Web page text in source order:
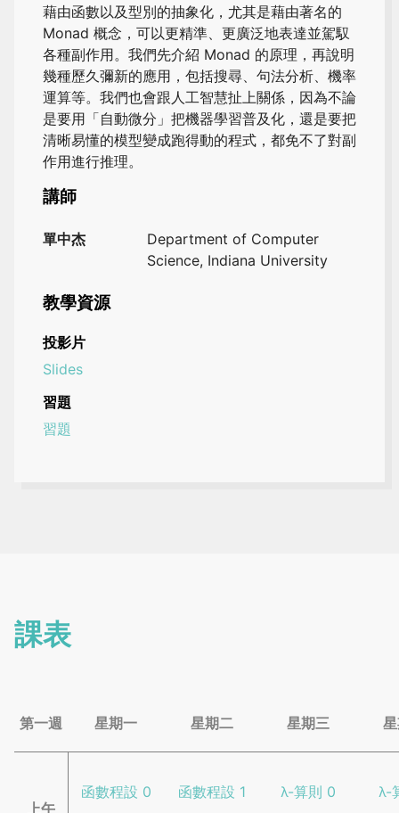
藉由函數以及型別的抽象化，尤其是藉由著名的
Monad 概念，可以更精準、更廣泛地表達並駕馭
各種副作用。我們先介紹 Monad 的原理，再說明
幾種歷久彌新的應用，包括搜尋、句法分析、機率
運算等。我們也會跟人工智慧扯上關係，因為不論
是要用「自動微分」把機器學習普及化，還是要把
清晰易懂的模型變成跑得動的程式，都免不了對副
作用進行推理。
講師
單中杰
Department of Computer
Science, Indiana University
教學資源
投影片
Slides
習題
習題
課表
第一週 星期一 星期二 星期三
上午
函數程設 0 函數程設 1 λ-算則 0 λ-